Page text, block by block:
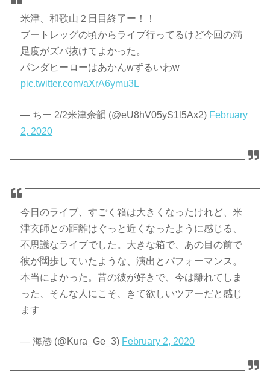
米津、和歌山２日目終了ー！！
ブートレッグの頃からライブ行ってるけど今回の満
足度がズバ抜けてよかった。
パンダヒーローはあかんwずるいわw
pic.twitter.com/aXrA6ymu3L
— ちー 2/2米津余韻 (@eU8hV05yS1l5Ax2) February
2, 2020
今日のライブ、すごく箱は大きくなったけれど、米
津玄師との距離はぐっと近くなったように感じる、
不思議なライブでした。大きな箱で、あの目の前で
彼が闊歩していたような、演出とパフォーマンス。
本当によかった。昔の彼が好きで、今は離れてしま
った、そんな人にこそ、きて欲しいツアーだと感じ
ます
— 海憑 (@Kura_Ge_3) February 2, 2020